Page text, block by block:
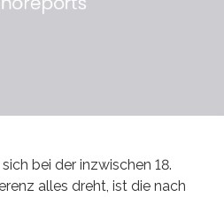
bei der inzwischen 18.
alles dreht, ist die nach